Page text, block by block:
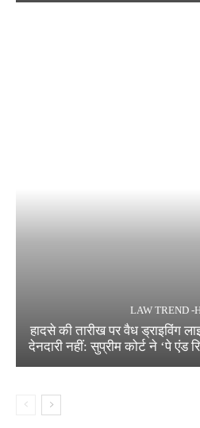
LAW TREND -
हादसे की तारीख पर वैध ड्राइविंग
देनदारी नहीं: सुप्रीम कोर्ट ने ‘पे एंड